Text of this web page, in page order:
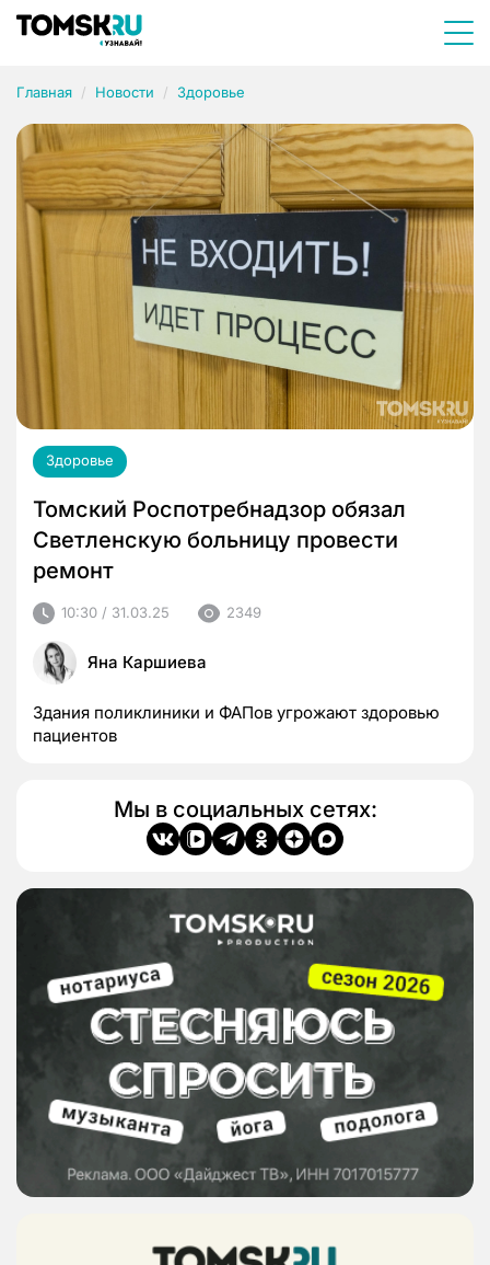
Главная Новости Здоровье
Здоровье
Томский Роспотребнадзор обязал
Светленскую больницу провести
ремонт
10:30 / 31.03.25 2349
Яна Каршиева
Здания поликлиники и ФАПов угрожают здоровью
пациентов
Мы в социальных сетях: